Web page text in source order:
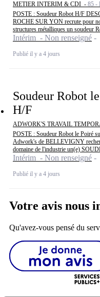
METIER INTERIM & CDI - 85 -
POSTE : Soudeur Robot H/F
ROCHE SUR YON recrute pour
structures métalliques un soudeur
Intérim - Non renseigné
Publié il y a 4 jours
Soudeur Robot
H/F
ADWORK'S TRAVAIL
POSTE : Soudeur Robot le Poiré
Adwork's de BELLEVIGNY
domaine de l'industrie un(e)
Intérim - Non renseigné
Publié il y a 4 jours
Votre avis nous
Qu'avez-vous pensé du